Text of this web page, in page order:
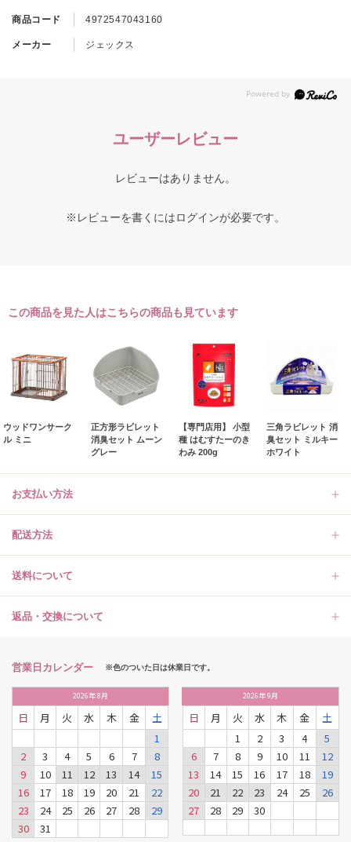
商品コード 4972547043160
メーカー ジェックス
ユーザーレビュー
レビューはありません。
※レビューを書くにはログインが必要です。
この商品を見た人はこちらの商品も見ています
ウッドワンサーク
ル ミニ
正方形ラビレット
消臭セット ムーン
グレー
【専門店用】 小型
種 はむすたーのき
わみ 200g
三角ラビレット 消
臭セット ミルキー
ホワイト
お支払い方法
配送方法
送料について
返品・交換について
営業日カレンダー ※色のついた日は休業日です。
2026年8月
日 月 火 水 木 金
土
1
2
3 4 5 6 7
8
9
10 11 12 13 14
15
16
17 18 19 20 21
22
23
24 25 26 27 28
29
30
31
2026年9月
日 月 火 水 木 金
土
1
2 3 4
5
6
7 8 9 10 11
12
13
14 15 16 17 18
19
20
21 22 23 24 25
26
27
28 29 30